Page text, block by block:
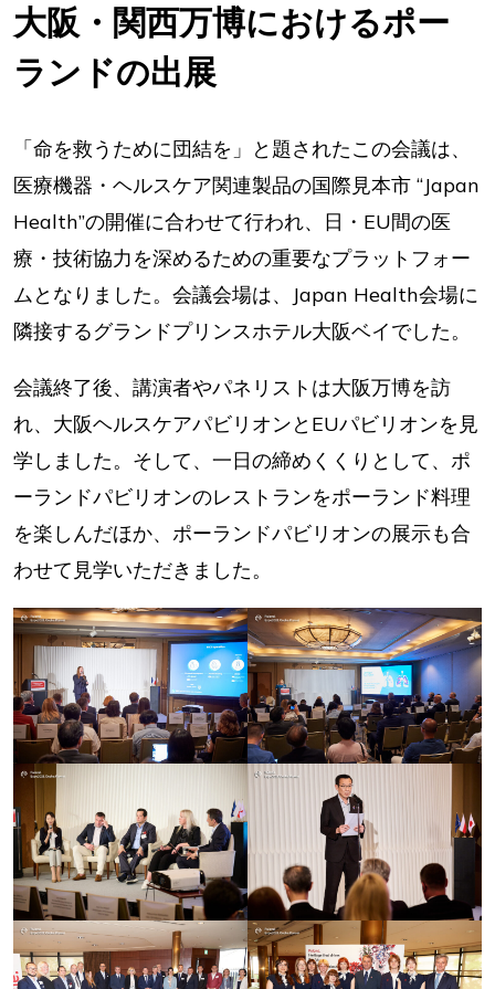
大阪・関西万博におけるポー
ランドの出展
「命を救うために団結を」と題されたこの会議は、
医療機器・ヘルスケア関連製品の国際見本市 “Japan
Health”の開催に合わせて行われ、日・EU間の医
療・技術協力を深めるための重要なプラットフォー
ムとなりました。会議会場は、Japan Health会場に
隣接するグランドプリンスホテル大阪ベイでした。
会議終了後、講演者やパネリストは大阪万博を訪
れ、大阪ヘルスケアパビリオンとEUパビリオンを見
学しました。そして、一日の締めくくりとして、ポ
ーランドパビリオンのレストランをポーランド料理
を楽しんだほか、ポーランドパビリオンの展示も合
わせて見学いただきました。